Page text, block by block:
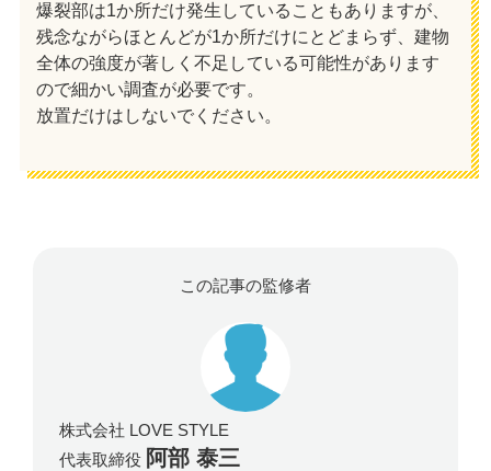
爆裂部は1か所だけ発生していることもありますが、
残念ながらほとんどが1か所だけにとどまらず、建物
全体の強度が著しく不足している可能性があります
ので細かい調査が必要です。
放置だけはしないでください。
この記事の監修者
株式会社 LOVE STYLE
代表取締役 阿部 泰三